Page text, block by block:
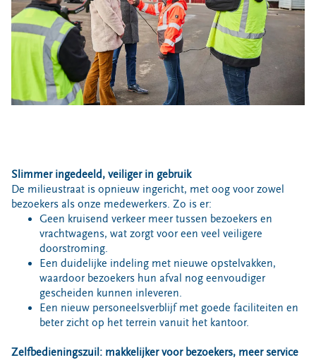
Locaties
Werken bij
Voor gemeenten
Voor leveranciers en bezoekers
Slimmer ingedeeld, veiliger in gebruik
De milieustraat is opnieuw ingericht, met oog voor zowel
bezoekers als onze medewerkers. Zo is er:
Geen kruisend verkeer meer tussen bezoekers en
vrachtwagens, wat zorgt voor een veel veiligere
doorstroming.
Een duidelijke indeling met nieuwe opstelvakken,
waardoor bezoekers hun afval nog eenvoudiger
gescheiden kunnen inleveren.
Een nieuw personeelsverblijf met goede faciliteiten en
beter zicht op het terrein vanuit het kantoor.
Zelfbedieningszuil: makkelijker voor bezoekers, meer service